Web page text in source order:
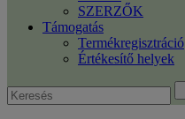
SZERZŐK
Támogatás
Termékregisztráció
Értékesítő helyek